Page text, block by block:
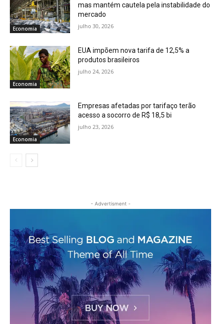
Economia
mas mantém cautela pela instabilidade do
mercado
julho 30, 2026
Economia
EUA impõem nova tarifa de 12,5% a
produtos brasileiros
julho 24, 2026
Economia
Empresas afetadas por tarifaço terão
acesso a socorro de R$ 18,5 bi
julho 23, 2026
- Advertisment -